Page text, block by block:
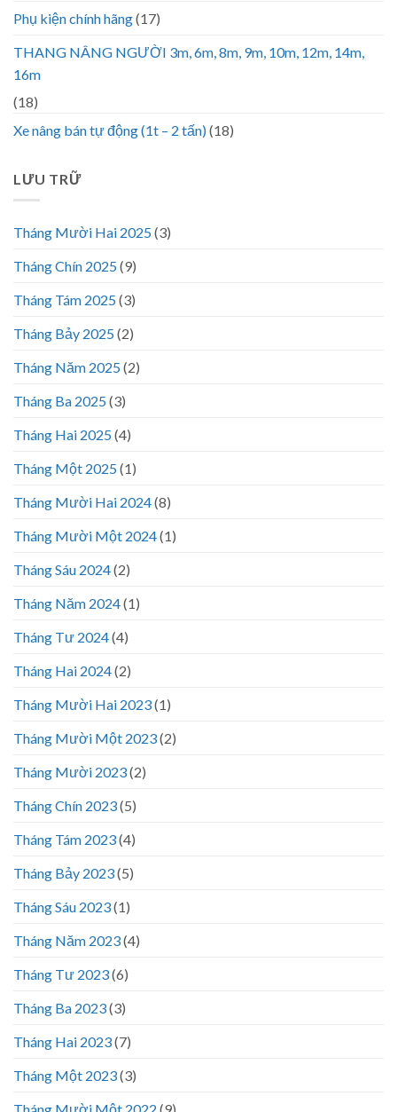
Phụ kiện chính hãng(17)
THANG NÂNG NGƯỜI 3m, 6m, 8m, 9m, 10m, 12m, 14m,
16m
(18)
Xe nâng bán tự động (1t – 2 tấn)(18)
LƯU TRỮ
Tháng Mười Hai 2025(3)
Tháng Chín 2025(9)
Tháng Tám 2025(3)
Tháng Bảy 2025(2)
Tháng Năm 2025(2)
Tháng Ba 2025(3)
Tháng Hai 2025(4)
Tháng Một 2025(1)
Tháng Mười Hai 2024(8)
Tháng Mười Một 2024(1)
Tháng Sáu 2024(2)
Tháng Năm 2024(1)
Tháng Tư 2024(4)
Tháng Hai 2024(2)
Tháng Mười Hai 2023(1)
Tháng Mười Một 2023(2)
Tháng Mười 2023(2)
Tháng Chín 2023(5)
Tháng Tám 2023(4)
Tháng Bảy 2023(5)
Tháng Sáu 2023(1)
Tháng Năm 2023(4)
Tháng Tư 2023(6)
Tháng Ba 2023(3)
Tháng Hai 2023(7)
Tháng Một 2023(3)